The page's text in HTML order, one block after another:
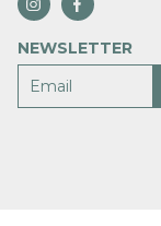
NEWSLETTER